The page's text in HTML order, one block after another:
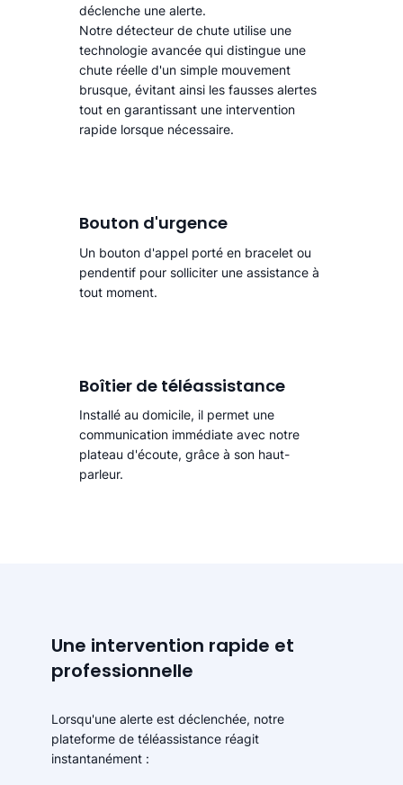
déclenche une alerte.​
Notre détecteur de chute utilise une
technologie avancée qui distingue une
chute réelle d'un simple mouvement
brusque, évitant ainsi les fausses alertes
tout en garantissant une intervention
rapide lorsque nécessaire.
Bouton d'urgence
Un bouton d'appel porté en bracelet ou
pendentif pour solliciter une assistance à
tout moment.
Boîtier de téléassistance
Installé au domicile, il permet une
communication immédiate avec notre
plateau d'écoute, grâce à son haut-
parleur.
Une intervention rapide et
professionnelle
Lorsqu'une alerte est déclenchée, notre
plateforme de téléassistance réagit
instantanément :